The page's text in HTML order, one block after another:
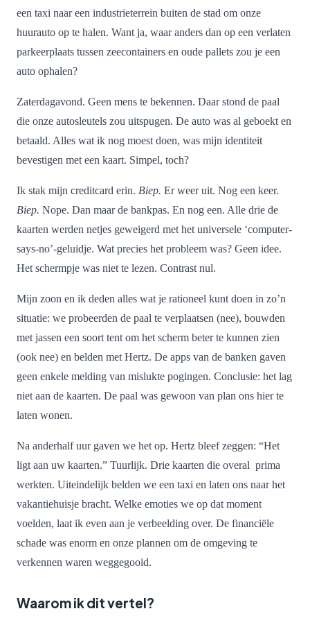
een taxi naar een industrieterrein buiten de stad om onze
huurauto op te halen. Want ja, waar anders dan op een verlaten
parkeerplaats tussen zeecontainers en oude pallets zou je een
auto ophalen?
Zaterdagavond. Geen mens te bekennen. Daar stond de paal
die onze autosleutels zou uitspugen. De auto was al geboekt en
betaald. Alles wat ik nog moest doen, was mijn identiteit
bevestigen met een kaart. Simpel, toch?
Ik stak mijn creditcard erin. Biep. Er weer uit. Nog een keer.
Biep. Nope. Dan maar de bankpas. En nog een. Alle drie de
kaarten werden netjes geweigerd met het universele ‘computer-
says-no’-geluidje. Wat precies het probleem was? Geen idee.
Het schermpje was niet te lezen. Contrast nul.
Mijn zoon en ik deden alles wat je rationeel kunt doen in zo’n
situatie: we probeerden de paal te verplaatsen (nee), bouwden
met jassen een soort tent om het scherm beter te kunnen zien
(ook nee) en belden met Hertz. De apps van de banken gaven
geen enkele melding van mislukte pogingen. Conclusie: het lag
niet aan de kaarten. De paal was gewoon van plan ons hier te
laten wonen.
Na anderhalf uur gaven we het op. Hertz bleef zeggen: “Het
ligt aan uw kaarten.” Tuurlijk. Drie kaarten die overal prima
werkten. Uiteindelijk belden we een taxi en laten ons naar het
vakantiehuisje bracht. Welke emoties we op dat moment
voelden, laat ik even aan je verbeelding over. De financiële
schade was enorm en onze plannen om de omgeving te
verkennen waren weggegooid.
Waarom ik dit vertel?